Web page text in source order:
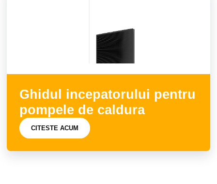
Ghidul incepatorului pentru
pompele de caldura
CITESTE ACUM